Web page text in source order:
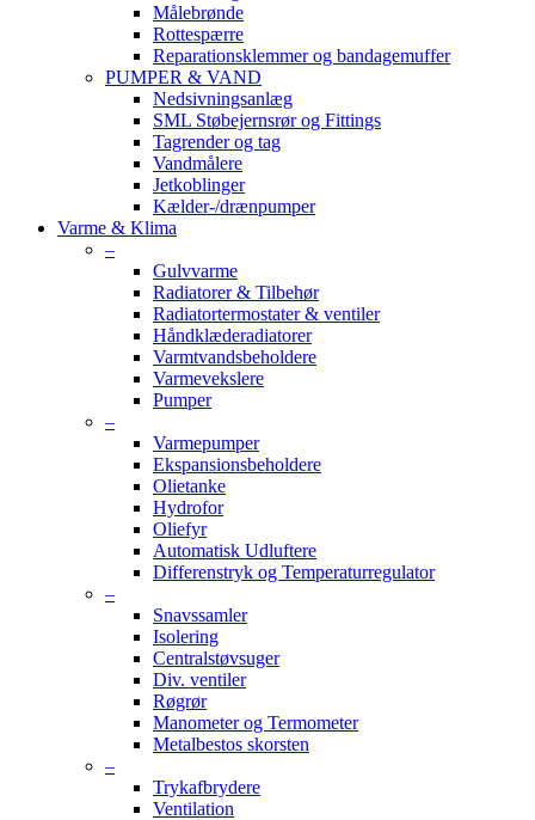
Målebrønde
Rottespærre
Reparationsklemmer og bandagemuffer
PUMPER & VAND
Nedsivningsanlæg
SML Støbejernsrør og Fittings
Tagrender og tag
Vandmålere
Jetkoblinger
Kælder-/drænpumper
Varme & Klima
–
Gulvvarme
Radiatorer & Tilbehør
Radiatortermostater & ventiler
Håndklæderadiatorer
Varmtvandsbeholdere
Varmevekslere
Pumper
–
Varmepumper
Ekspansionsbeholdere
Olietanke
Hydrofor
Oliefyr
Automatisk Udluftere
Differenstryk og Temperaturregulator
–
Snavssamler
Isolering
Centralstøvsuger
Div. ventiler
Røgrør
Manometer og Termometer
Metalbestos skorsten
–
Trykafbrydere
Ventilation